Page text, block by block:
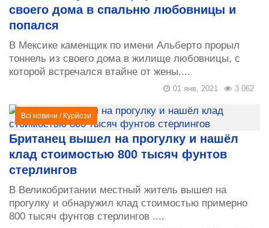
своего дома в спальню любовницы и
попался
В Мексике каменщик по имени Альберто прорыл
тоннель из своего дома в жилище любовницы, с
которой встречался втайне от жены....
3 062
01 янв, 2021
Всі новини / Курйози
Британец вышел на прогулку и нашёл
клад стоимостью 800 тысяч фунтов
стерлингов
В Великобритании местный житель вышел на
прогулку и обнаружил клад стоимостью примерно
800 тысяч фунтов стерлингов ....